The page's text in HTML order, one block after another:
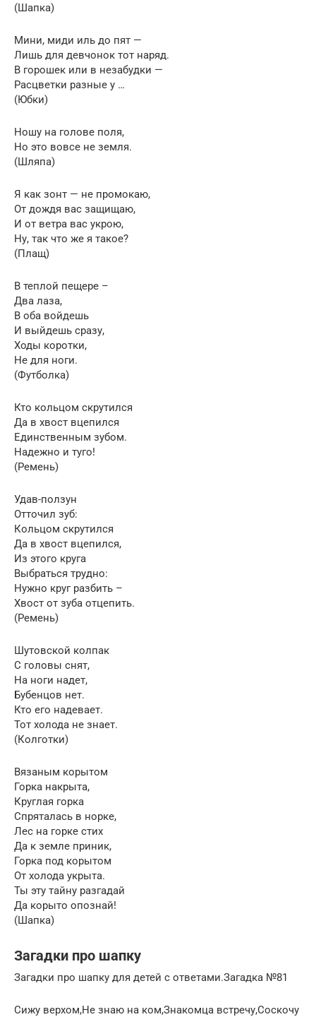
(Шапка)
Мини, миди иль до пят —
Лишь для девчонок тот наряд.
В горошек или в незабудки —
Расцветки разные у …
(Юбки)
Ношу на голове поля,
Но это вовсе не земля.
(Шляпа)
Я как зонт — не промокаю,
От дождя вас защищаю,
И от ветра вас укрою,
Ну, так что же я такое?
(Плащ)
В теплой пещере –
Два лаза,
В оба войдешь
И выйдешь сразу,
Ходы коротки,
Не для ноги.
(Футболка)
Кто кольцом скрутился
Да в хвост вцепился
Единственным зубом.
Надежно и туго!
(Ремень)
Удав-ползун
Отточил зуб:
Кольцом скрутился
Да в хвост вцепился,
Из этого круга
Выбраться трудно:
Нужно круг разбить –
Хвост от зуба отцепить.
(Ремень)
Шутовской колпак
С головы снят,
На ноги надет,
Бубенцов нет.
Кто его надевает.
Тот холода не знает.
(Колготки)
Вязаным корытом
Горка накрыта,
Круглая горка
Спряталась в норке,
Лес на горке стих
Да к земле приник,
Горка под корытом
От холода укрыта.
Ты эту тайну разгадай
Да корыто опознай!
(Шапка)
Загадки про шапку
Загадки про шапку для детей с ответами.Загадка №81
Сижу верхом,Не знаю на ком,Знакомца встречу,Соскочу